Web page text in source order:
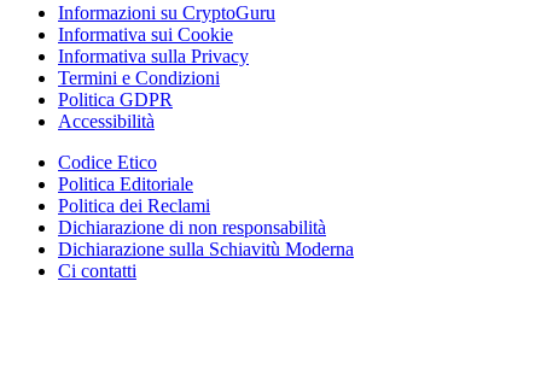
Informazioni su CryptoGuru
Informativa sui Cookie
Informativa sulla Privacy
Termini e Condizioni
Politica GDPR
Accessibilità
Codice Etico
Politica Editoriale
Politica dei Reclami
Dichiarazione di non responsabilità
Dichiarazione sulla Schiavitù Moderna
Ci contatti